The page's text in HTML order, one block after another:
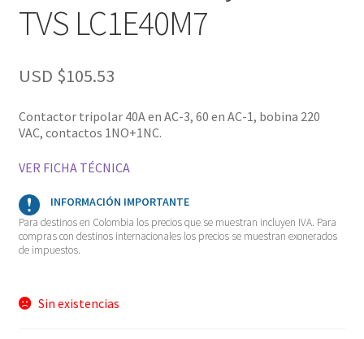
TVS LC1E40M7
USD $105.53
Contactor tripolar 40A en AC-3, 60 en AC-1, bobina 220
VAC, contactos 1NO+1NC.
VER FICHA TÉCNICA
INFORMACIÓN IMPORTANTE
Para destinos en Colombia los precios que se muestran incluyen IVA. Para
compras con destinos internacionales los precios se muestran exonerados
de impuestos.
Sin existencias